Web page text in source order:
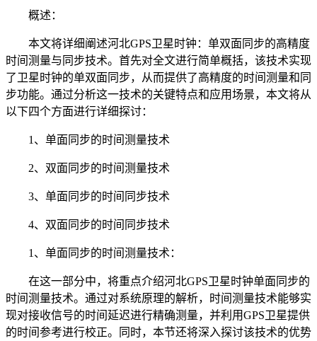
概述：
本文将详细阐述河北GPS卫星时钟：单双面同步的高精度
时间测量与同步技术。首先对全文进行简单概括，该技术实现
了卫星时钟的单双面同步，从而提供了高精度的时间测量和同
步功能。通过分析这一技术的关键特点和应用场景，本文将从
以下四个方面进行详细探讨：
1、单面同步的时间测量技术
2、双面同步的时间测量技术
3、单面同步的时间同步技术
4、双面同步的时间同步技术
1、单面同步的时间测量技术：
在这一部分中，将重点介绍河北GPS卫星时钟单面同步的
时间测量技术。通过对系统原理的解析，时间测量技术能够实
现对接收信号的时间延迟进行精确测量，并利用GPS卫星提供
的时间参考进行校正。同时，本节还将深入探讨该技术的优势